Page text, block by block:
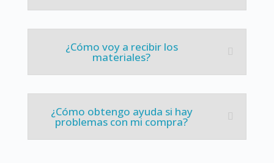
¿Cómo voy a recibir los
materiales?
¿Cómo obtengo ayuda si hay
problemas con mi compra?